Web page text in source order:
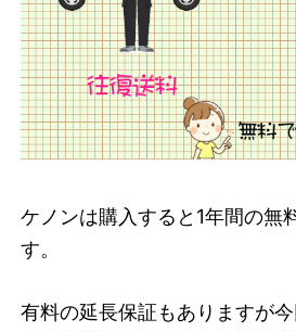
ケノンは購入すると1年間の無
す。
有料の延長保証もありますが